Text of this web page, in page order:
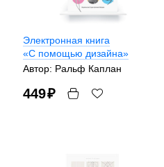
Электронная книга
«С помощью дизайна»
Автор: Ральф Каплан
449₽